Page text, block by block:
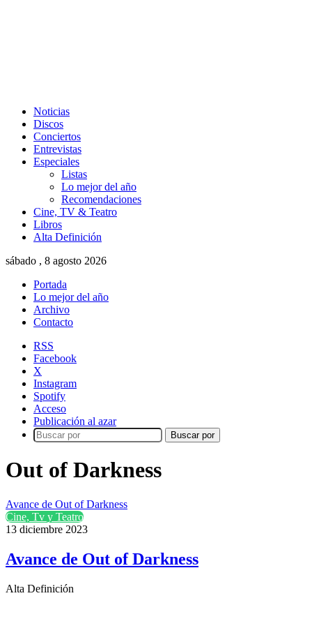
Noticias
Discos
Conciertos
Entrevistas
Especiales
Listas
Lo mejor del año
Recomendaciones
Cine, TV & Teatro
Libros
Alta Definición
sábado , 8 agosto 2026
Portada
Lo mejor del año
Archivo
Contacto
RSS
Facebook
X
Instagram
Spotify
Acceso
Publicación al azar
Buscar por
Out of Darkness
Avance de Out of Darkness
Cine, Tv y Teatro
13 diciembre 2023
Avance de Out of Darkness
Alta Definición